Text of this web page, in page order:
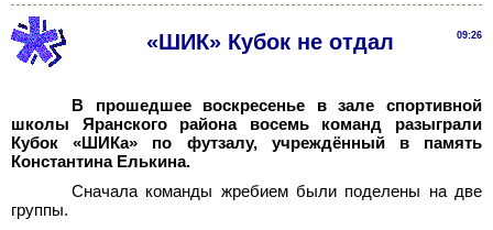
09:26
«ШИК» Кубок не отдал
В прошедшее воскресенье в зале спортивной
школы Яранского района восемь команд разыграли
Кубок «ШИКа» по футзалу, учреждённый в память
Константина Елькина.
Сначала команды жребием были поделены на две
группы.